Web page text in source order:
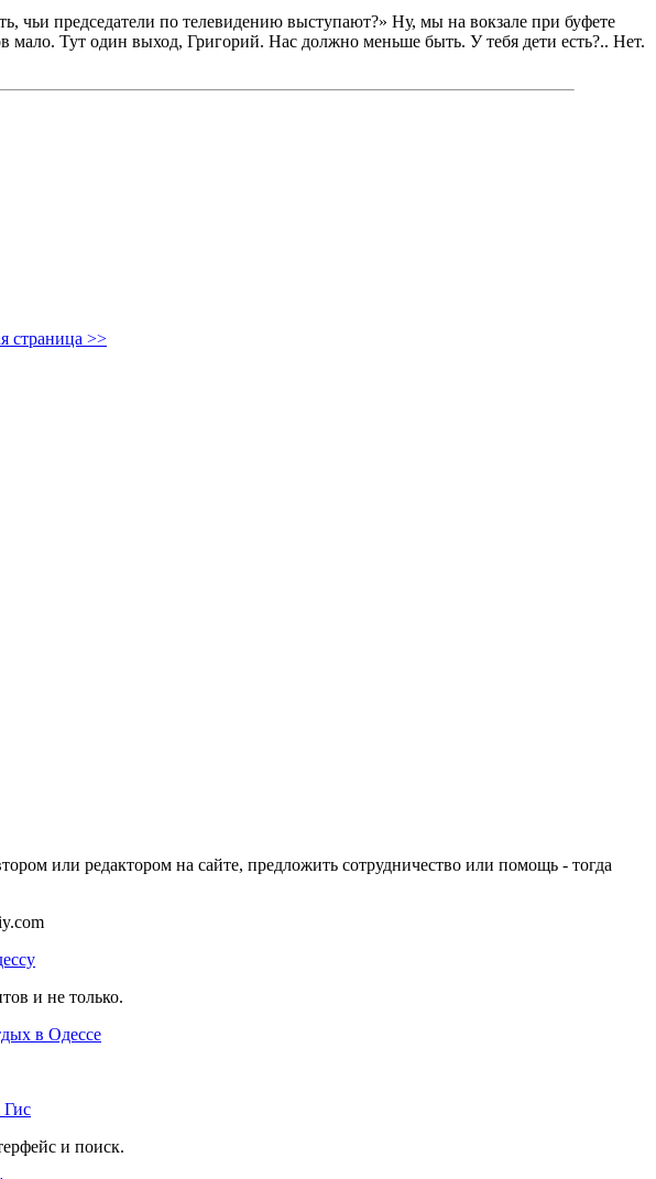
чьи председатели по телевидению выступают?» Ну, мы на вокзале при буфете
Тут один выход, Григорий. Нас должно меньше быть. У тебя дети есть?.. Нет.
страница >>
или редактором на сайте, предложить сотрудничество или помощь - тогда
и не только.
в Одессе
Гис
и поиск.